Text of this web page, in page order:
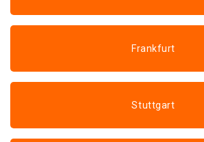
Frankfurt
Stuttgart